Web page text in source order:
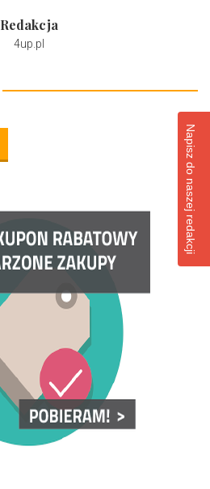
Redakcja
4up.pl
Napisz do naszej redakcji